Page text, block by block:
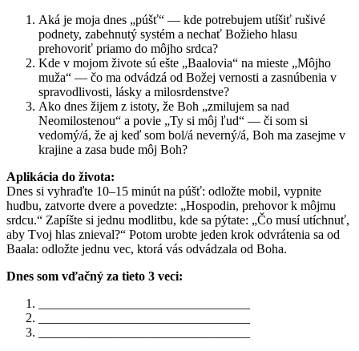
Aká je moja dnes „púšť“ — kde potrebujem utíšiť rušivé
podnety, zabehnutý systém a nechať Božieho hlasu
prehovoriť priamo do môjho srdca?
Kde v mojom živote sú ešte „Baalovia“ na mieste „Môjho
muža“ — čo ma odvádzá od Božej vernosti a zasnúbenia v
spravodlivosti, lásky a milosrdenstve?
Ako dnes žijem z istoty, že Boh „zmilujem sa nad
Neomilostenou“ a povie „Ty si môj ľud“ — či som si
vedomý/á, že aj keď som bol/á neverný/á, Boh ma zasejme v
krajine a zasa bude môj Boh?
Aplikácia do života:
Dnes si vyhraďte 10–15 minút na púšť: odložte mobil, vypnite
hudbu, zatvorte dvere a povedzte: „Hospodin, prehovor k môjmu
srdcu.“ Zapíšte si jednu modlitbu, kde sa pýtate: „Čo musí utíchnuť,
aby Tvoj hlas znieval?“ Potom urobte jeden krok odvrátenia sa od
Baala: odložte jednu vec, ktorá vás odvádzala od Boha.
Dnes som vďačný za tieto 3 veci: